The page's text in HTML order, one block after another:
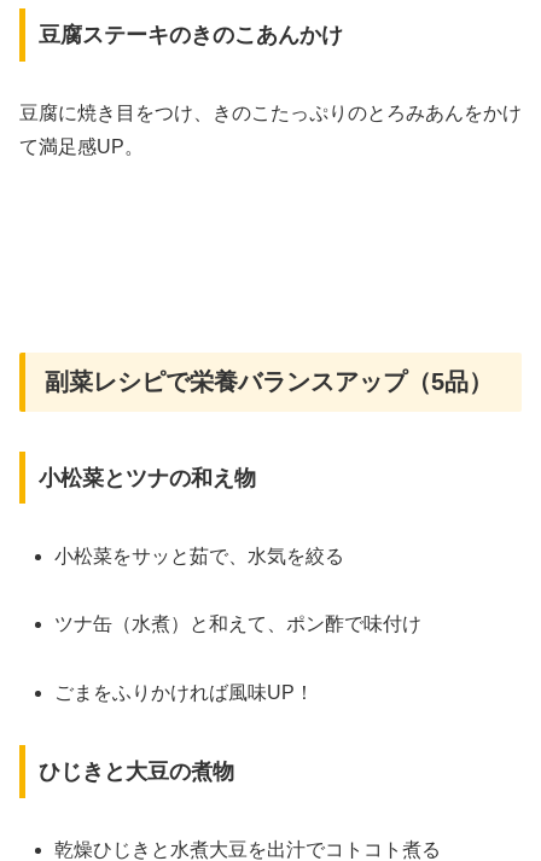
豆腐ステーキのきのこあんかけ
豆腐に焼き目をつけ、きのこたっぷりのとろみあんをかけ
て満足感UP。
副菜レシピで栄養バランスアップ（5品）
小松菜とツナの和え物
小松菜をサッと茹で、水気を絞る
ツナ缶（水煮）と和えて、ポン酢で味付け
ごまをふりかければ風味UP！
ひじきと大豆の煮物
乾燥ひじきと水煮大豆を出汁でコトコト煮る